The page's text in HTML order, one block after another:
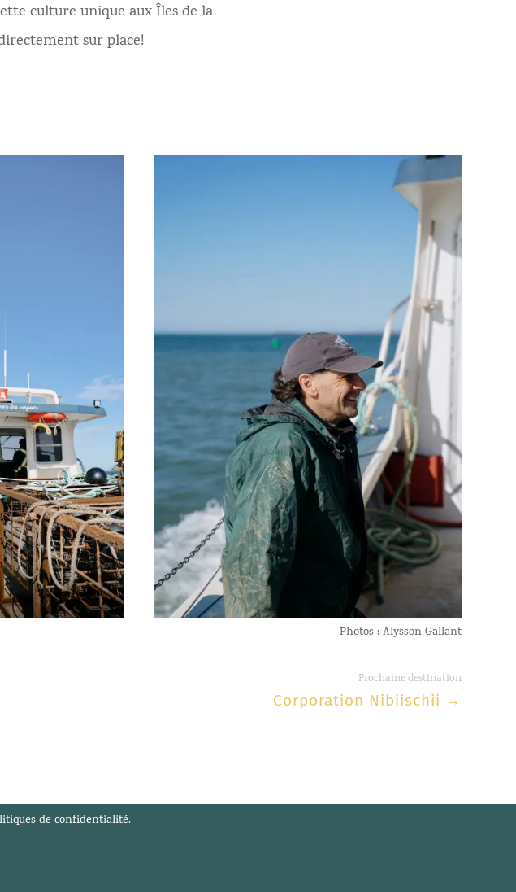
culture unique aux Îles de la
sur place!
Photos : Alysson Gallant
Prochaine destination
Corporation Nibiischii →
de confidentialité.